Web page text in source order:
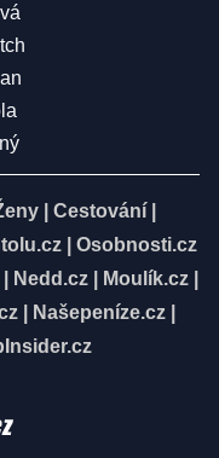
Cestování
Osobnosti.cz
Nedd.cz| Moulík.cz|
Našepeníze.cz